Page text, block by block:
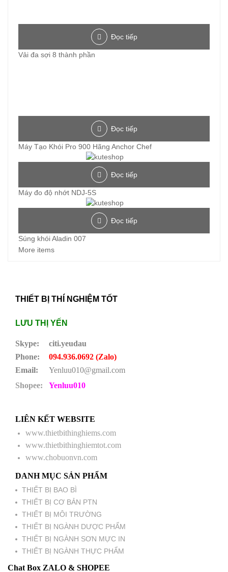
Đọc tiếp
Vải đa sợi 8 thành phần
Đọc tiếp
Máy Tạo Khói Pro 900 Hãng Anchor Chef
Đọc tiếp
Máy đo độ nhớt NDJ-5S
Đọc tiếp
Súng khói Aladin 007
More items
THIẾT BỊ THÍ NGHIỆM TỐT
LƯU THỊ YẾN
Skype:
citi.yeudau
Phone:
094.936.0692 (Zalo)
Email:
Yenluu010@gmail.com
Shopee:
Yenluu010
LIÊN KẾT WEBSITE
www.thietbithinghiems.com
www.thietbithinghiemtot.com
www.chobuonvn.com
DANH MỤC SẢN PHẨM
THIẾT BỊ BAO BÌ
THIẾT BỊ CƠ BẢN PTN
THIẾT BỊ MÔI TRƯỜNG
THIẾT BỊ NGÀNH DƯỢC PHẨM
THIẾT BỊ NGÀNH SƠN MỰC IN
THIẾT BỊ NGÀNH THỰC PHẨM
Chat Box ZALO & SHOPEE